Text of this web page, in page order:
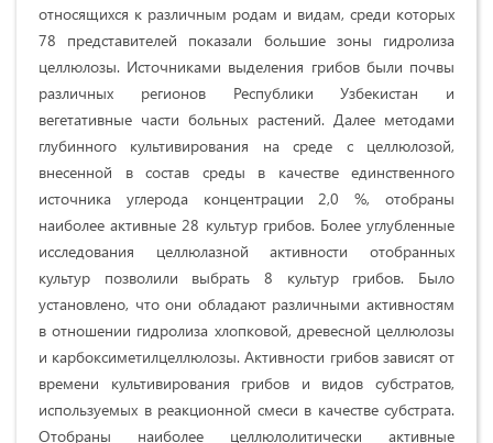
относящихся к различным родам и видам, среди которых
78 представителей показали большие зоны гидролиза
целлюлозы. Источниками выделения грибов были почвы
различных регионов Республики Узбекистан и
вегетативные части больных растений. Далее методами
глубинного культивирования на среде с целлюлозой,
внесенной в состав среды в качестве единственного
источника углерода концентрации 2,0 %, отобраны
наиболее активные 28 культур грибов. Более углубленные
исследования целлюлазной активности отобранных
культур позволили выбрать 8 культур грибов. Было
установлено, что они обладают различными активностям
в отношении гидролиза хлопковой, древесной целлюлозы
и карбоксиметилцеллюлозы. Активности грибов зависят от
времени культивирования грибов и видов субстратов,
используемых в реакционной смеси в качестве субстрата.
Отобраны наиболее целлюлолитически активные